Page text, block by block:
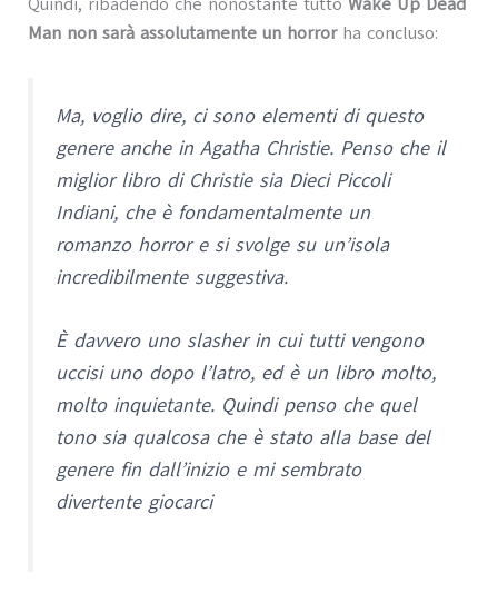
Man non sarà assolutamente un horrorha concluso:
Ma, voglio dire, ci sono elementi di questo
genere anche in Agatha Christie. Penso che il
miglior libro di Christie sia Dieci Piccoli
Indiani, che è fondamentalmente un
romanzo horror e si svolge su un’isola
incredibilmente suggestiva.
È davvero uno slasher in cui tutti vengono
uccisi uno dopo l’latro, ed è un libro molto,
molto inquietante. Quindi penso che quel
tono sia qualcosa che è stato alla base del
genere fin dall’inizio e mi sembrato
divertente giocarci